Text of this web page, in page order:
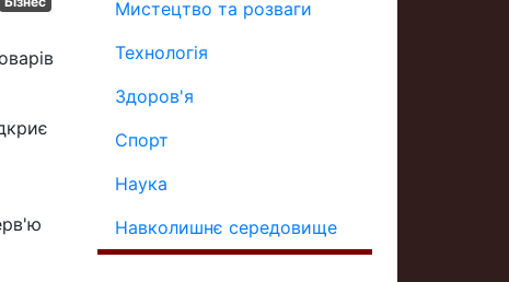
Мистецтво та розваги
Технологія
Здоров'я
Спорт
Наука
Навколишнє середовище